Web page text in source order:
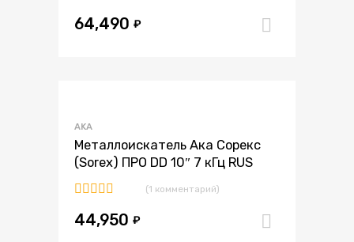
5.00из 5
64,490 ₽
AKA
Металлоискатель Ака Сорекс
(Sorex) ПРО DD 10″ 7 кГц RUS
5.00из 5
(1 комментарий)
44,950 ₽